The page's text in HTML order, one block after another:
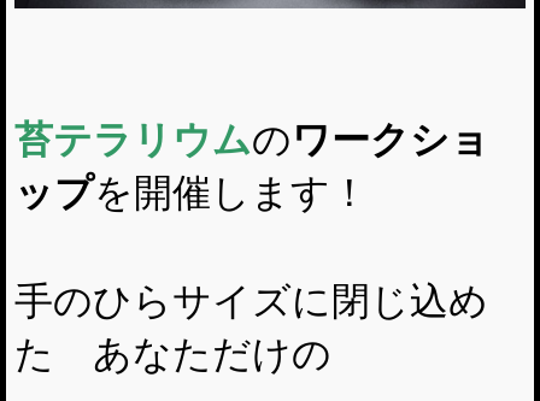
苔テラリウムのワークショ
ップを開催します！
手のひらサイズに閉じ込め
た あなただけの